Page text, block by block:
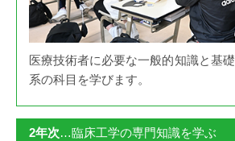
医療技術者に必要な一般的知識と基
系の科目を学びます。
2年次…臨床工学の専門知識を学ぶ